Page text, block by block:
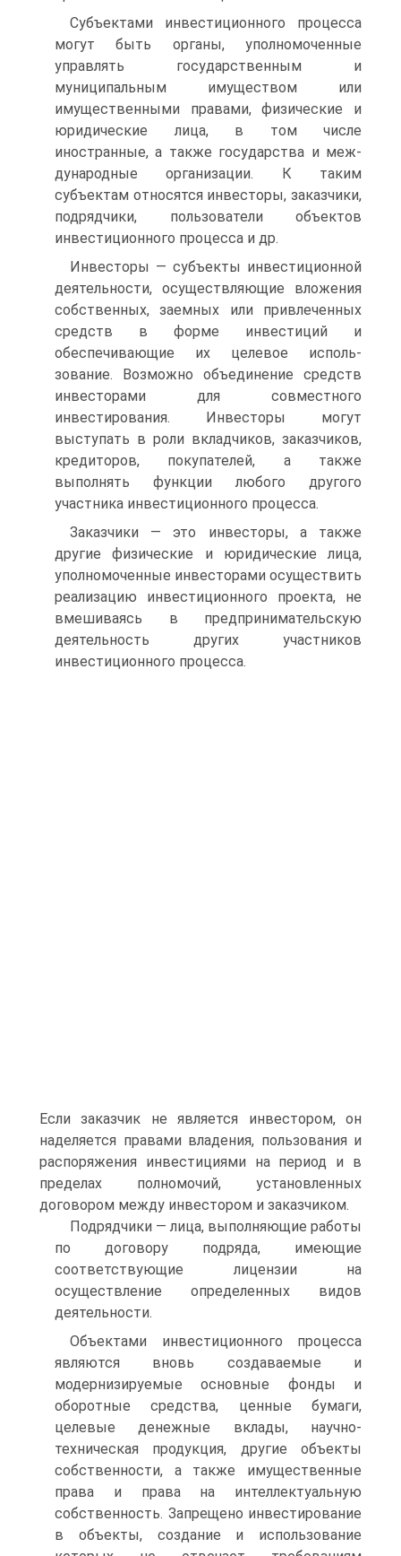
Субъектами инвестиционного процесса
могут быть органы, уполномоченные
управлять государственным и
муниципальным имуществом или
имущественными правами, физические и
юриди­ческие лица, в том числе
иностранные, а также государства и меж­
дународные организации. К таким
субъектам относятся инвесторы, заказчики,
подрядчики, пользователи объектов
инвестиционного процесса и др.
Инвесторы — субъекты инвестиционной
деятельности, осущест­вляющие вложения
собственных, заемных или привлеченных
средств в форме инвестиций и
обеспечивающие их целевое исполь­
зование. Возможно объединение средств
инвесторами для совмест­ного
инвестирования. Инвесторы могут
выступать в роли вкладчи­ков, заказчиков,
кредиторов, покупателей, а также
выполнять функции любого другого
участника инвестиционного процесса.
Заказчики — это инвесторы, а также
другие физические и юри­дические лица,
уполномоченные инвесторами осуществить
реали­зацию инвестиционного проекта, не
вмешиваясь в предпринима­тельскую
деятельность других участников
инвестиционного процес­са.
Если заказчик не является инвестором, он
наделяется правами владения, пользования и
распоряжения инвестициями на период и в
пределах полномочий, установленных
договором между инвесто­ром и заказчиком.
Подрядчики — лица, выполняющие работы
по договору подряда, имеющие
соответствующие лицензии на
осуществление определен­ных видов
деятельности.
Объектами инвестиционного процесса
являются вновь созда­ваемые и
модернизируемые основные фонды и
оборотные средства, ценные бумаги,
целевые денежные вклады, научно-
техническая продукция, другие объекты
собственности, а также имущественные
права и права на интеллектуальную
собственность. Запрещено ин­вестирование
в объекты, создание и использование